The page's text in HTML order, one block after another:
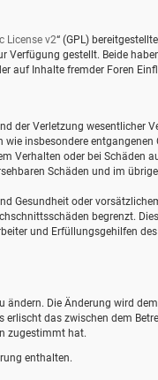
License v2“ (GPL)
gestellt. Beide
auf Inhalte fremder Foren
der Verletzung
insbesondere entgangenen
oder bei Schäden
Schäden und im
Gesundheit oder
begrenzt.
und Erfüllungsgehilfen des
Die Änderung wird
das zwischen dem
zugestimmt hat.
enthalten.